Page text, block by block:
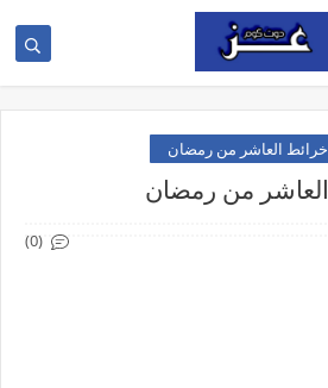
خرائط العاشر من رمضان
(0)